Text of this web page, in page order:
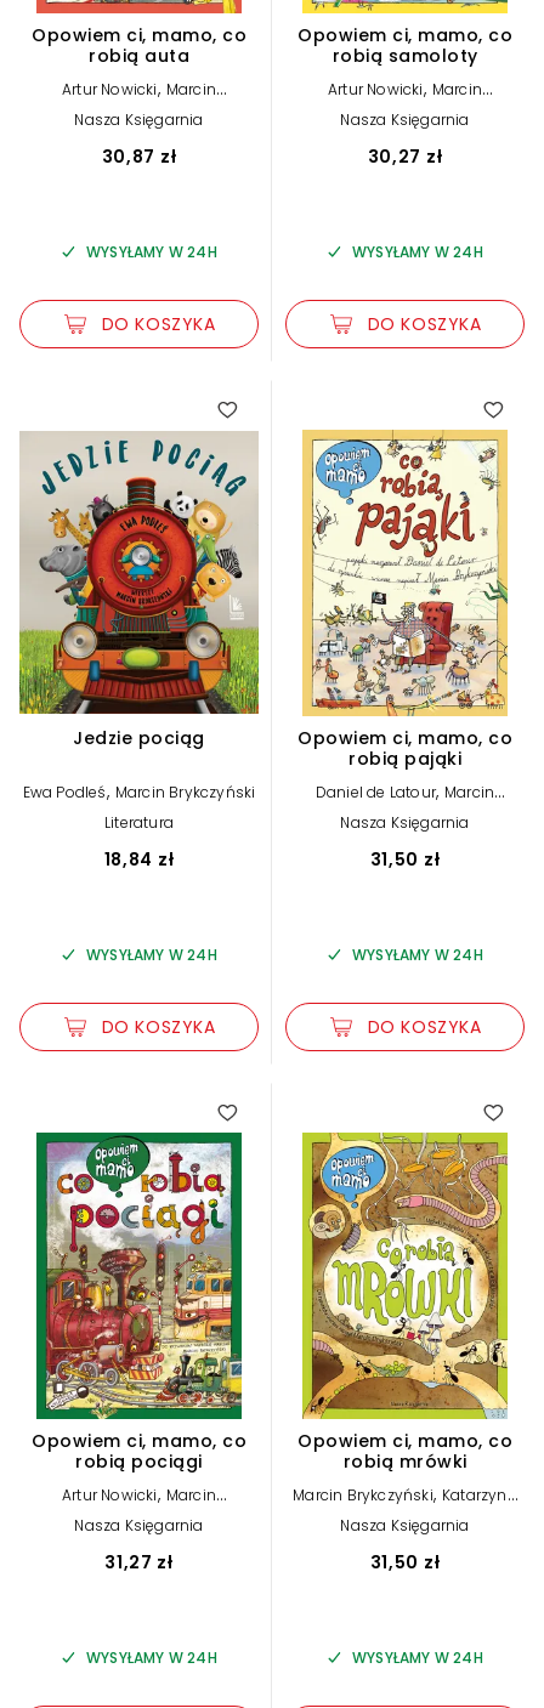
Opowiem ci, mamo, co
robią auta
Artur Nowicki, Marcin
Brykczyński
Nasza Księgarnia
30,87 zł
WYSYŁAMY W 24H
DO KOSZYKA
Opowiem ci, mamo, co
robią samoloty
Artur Nowicki, Marcin
Brykczyński
Nasza Księgarnia
30,27 zł
WYSYŁAMY W 24H
DO KOSZYKA
Jedzie pociąg
Ewa Podleś, Marcin Brykczyński
Literatura
18,84 zł
WYSYŁAMY W 24H
DO KOSZYKA
Opowiem ci, mamo, co
robią pająki
Daniel de Latour, Marcin
Brykczyński
Nasza Księgarnia
31,50 zł
WYSYŁAMY W 24H
DO KOSZYKA
Opowiem ci, mamo, co
robią pociągi
Artur Nowicki, Marcin
Brykczyński
Nasza Księgarnia
31,27 zł
WYSYŁAMY W 24H
Opowiem ci, mamo, co
robią mrówki
Marcin Brykczyński, Katarzyna
Bajerowicz
Nasza Księgarnia
31,50 zł
WYSYŁAMY W 24H